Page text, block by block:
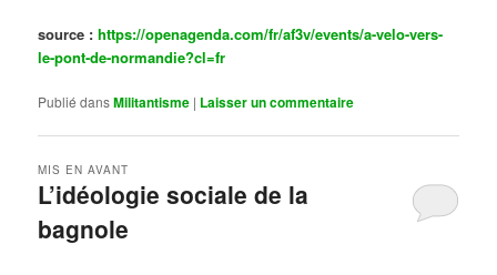
source :https://openagenda.com/fr/af3v/events/a-velo-vers-
le-pont-de-normandie?cl=fr
Publié dansMilitantisme | Laisser un commentaire
L’idéologie sociale de la
bagnole
MIS EN AVANT